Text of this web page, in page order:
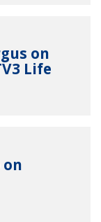
on
Life